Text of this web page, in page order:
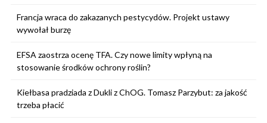
Francja wraca do zakazanych pestycydów. Projekt ustawy
wywołał burzę
EFSA zaostrza ocenę TFA. Czy nowe limity wpłyną na
stosowanie środków ochrony roślin?
Kiełbasa pradziada z Dukli z ChOG. Tomasz Parzybut: za jakość
trzeba płacić